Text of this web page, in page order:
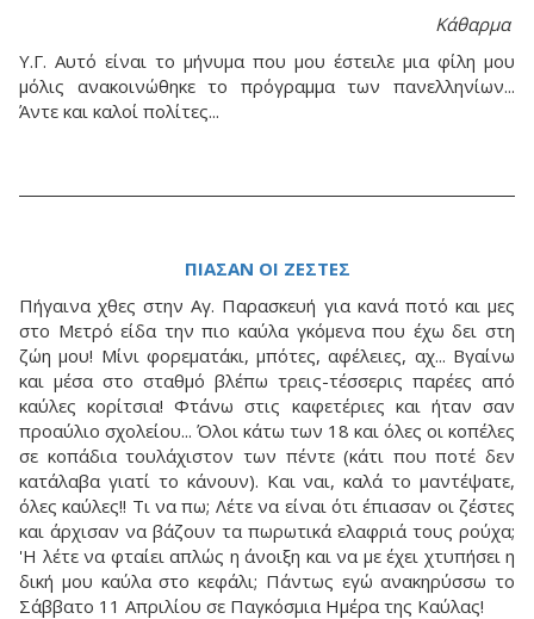
Κάθαρμα
Υ.Γ. Αυτό είναι το μήνυμα που μου έστειλε μια φίλη μου
μόλις ανακοινώθηκε το πρόγραμμα των πανελληνίων...
Άντε και καλοί πολίτες...
ΠΙΑΣΑΝ ΟΙ ΖΕΣΤΕΣ
Πήγαινα χθες στην Αγ. Παρασκευή για κανά ποτό και μες
στο Μετρό είδα την πιο καύλα γκόμενα που έχω δει στη
ζώη μου! Μίνι φορεματάκι, μπότες, αφέλειες, αχ... Βγαίνω
και μέσα στο σταθμό βλέπω τρεις-τέσσερις παρέες από
καύλες κορίτσια! Φτάνω στις καφετέριες και ήταν σαν
προαύλιο σχολείου... Όλοι κάτω των 18 και όλες οι κοπέλες
σε κοπάδια τουλάχιστον των πέντε (κάτι που ποτέ δεν
κατάλαβα γιατί το κάνουν). Και ναι, καλά το μαντέψατε,
όλες καύλες!! Τι να πω; Λέτε να είναι ότι έπιασαν οι ζέστες
και άρχισαν να βάζουν τα πωρωτικά ελαφριά τους ρούχα;
'Η λέτε να φταίει απλώς η άνοιξη και να με έχει χτυπήσει η
δική μου καύλα στο κεφάλι; Πάντως εγώ ανακηρύσσω το
Σάββατο 11 Απριλίου σε Παγκόσμια Ημέρα της Καύλας!